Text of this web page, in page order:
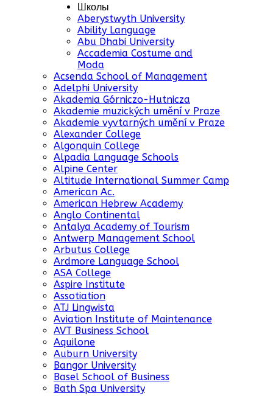
Школы
Aberystwyth University
Ability Language
Abu Dhabi University
Accademia Costume and
Moda
Acsenda School of Management
Adelphi University
Akademia Górniczo-Hutnicza
Akademie muzických umění v Praze
Akademie vyvtarných umění v Praze
Alexander College
Algonquin College
Alpadia Language Schools
Alpine Center
Altitude International Summer Camp
American Ac.
American Hebrew Academy
Anglo Continental
Antalya Academy of Tourism
Antwerp Management School
Arbutus College
Ardmore Language School
ASA College
Aspire Institute
Assotiation
ATJ Lingwista
Aviation Institute of Maintenance
AVT Business School
Aquilone
Auburn University
Bangor University
Basel School of Business
Bath Spa University